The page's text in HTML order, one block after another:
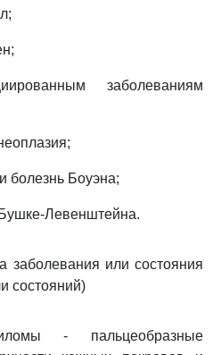
заболеваниям
болезнь Боуэна;
Левенштейна.
заболевания или состояния
состояний)
- пальцеобразные